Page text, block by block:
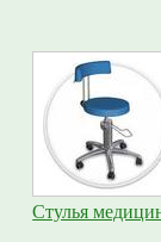
Стулья